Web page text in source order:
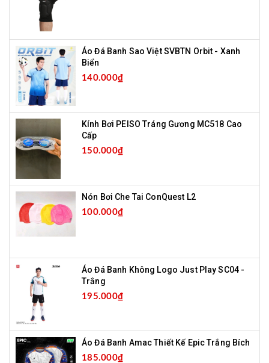
Áo Đá Banh Sao Việt SVBTN Orbit - Xanh
Biển
140.000₫
Kính Bơi PEISO Tráng Gương MC518 Cao
Cấp
150.000₫
Nón Bơi Che Tai ConQuest L2
100.000₫
Áo Đá Banh Không Logo Just Play SC04 -
Trắng
195.000₫
Áo Đá Banh Amac Thiết Kế Epic Trắng Bích
185.000₫